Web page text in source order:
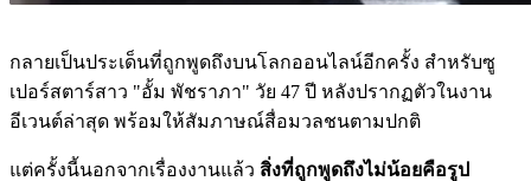
กลายเป็นประเด็นที่ถูกพูดถึงบนโลกออนไลน์อีกครั้ง สำหรับซู
เปอร์สตาร์สาว "อั้ม พัชราภา" วัย 47 ปี หลังปรากฏตัวในงาน
อีเวนต์ล่าสุด พร้อมให้สัมภาษณ์สื่อมวลชนตามปกติ
แต่ครั้งนี้นอกจากเรื่องงานแล้ว สิ่งที่ถูกพูดถึงไม่น้อยคือรูป